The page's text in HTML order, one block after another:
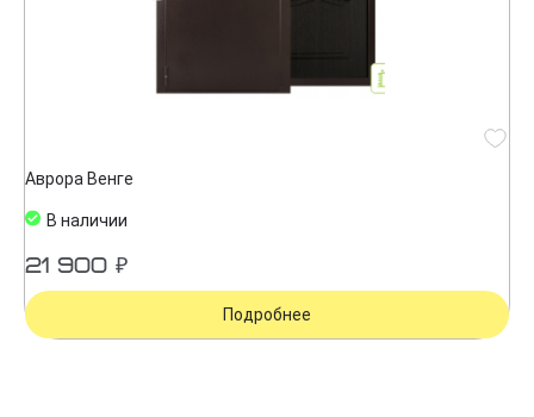
Аврора Венге
В наличии
21 900 ₽
Подробнее